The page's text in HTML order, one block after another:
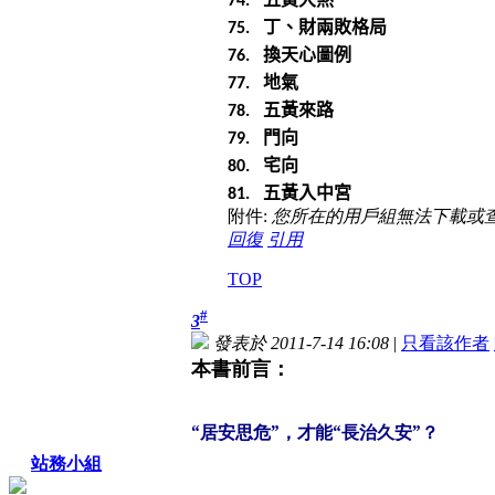
75. 丁、財兩敗格局
76. 換天心圖例
77. 地氣
78. 五黃來路
79. 門向
80. 宅向
81. 五黃入中宮
附件: 您所在的用戶組無法下載或
回復 引用
TOP
站務小組
3#
發表於 2011-7-14 16:08 | 只看該作者
本書前言：
“居安思危”，才能“長治久安”？